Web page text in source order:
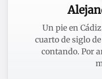
Un pie en
cuarto de siglo
contando. Por